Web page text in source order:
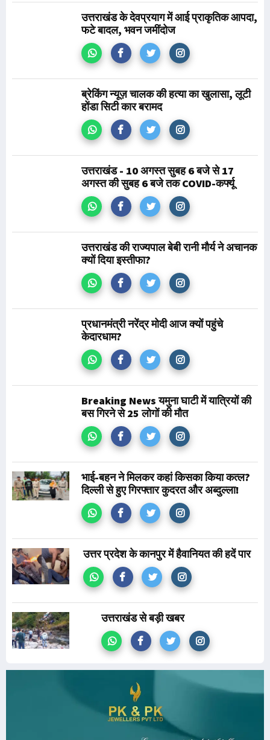
उत्तराखंड के देवप्रयाग में आई प्राकृतिक आपदा,
फटे बादल, भवन जमींदोज
ब्रेकिंग न्यूज़ चालक की हत्या का खुलासा, लूटी
होंडा सिटी कार बरामद
उत्तराखंड - 10 अगस्त सुबह 6 बजे से 17
अगस्त की सुबह 6 बजे तक COVID-कर्फ्यू
उत्तराखंड की राज्यपाल बेबी रानी मौर्य ने अचानक
क्यों दिया इस्तीफा?
प्रधानमंत्री नरेंद्र मोदी आज क्यों पहुंचे
केदारधाम?
Breaking News यमुना घाटी में यात्रियों की
बस गिरने से 25 लोगों की मौत
भाई-बहन ने मिलकर कहां किसका किया कत्ल?
दिल्ली से हुए गिरफ्तार कुदरत और अब्दुल्ला!
उत्तर प्रदेश के कानपुर में हैवानियत की हदें पार
उत्तराखंड से बड़ी खबर